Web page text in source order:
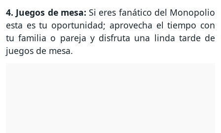
4. Juegos de mesa: Si eres fanático del Monopolio
esta es tu oportunidad; aprovecha el tiempo con
tu familia o pareja y disfruta una linda tarde de
juegos de mesa.